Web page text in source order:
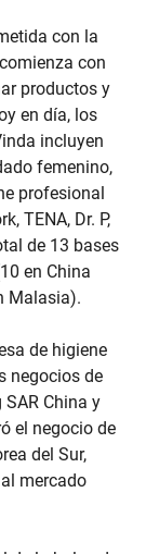
con la
con
productos y
en día, los
incluyen
femenino,
profesional
TENA, Dr. P,
de 13 bases
en China
Malasia).
de higiene
negocios de
China y
el negocio de
del Sur,
mercado